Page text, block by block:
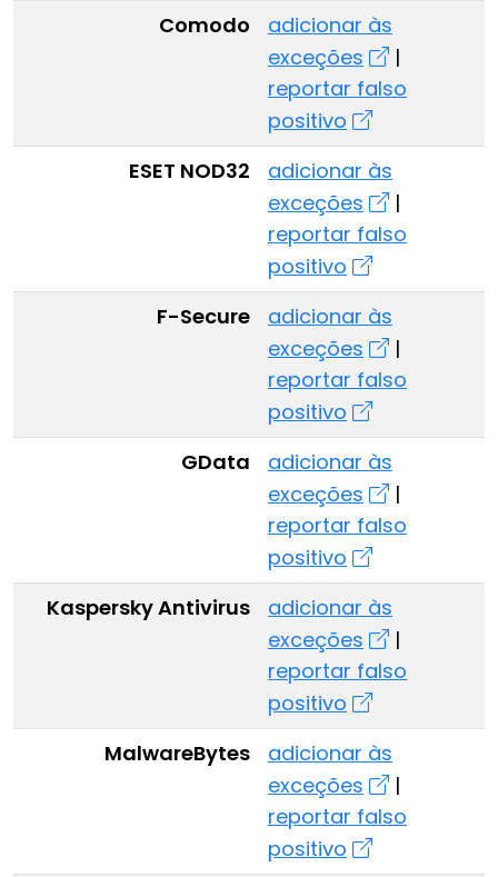
Comodo
adicionar às
exceções
|
reportar falso
positivo
ESET NOD32
adicionar às
exceções
|
reportar falso
positivo
F-Secure
adicionar às
exceções
|
reportar falso
positivo
GData
adicionar às
exceções
|
reportar falso
positivo
Kaspersky Antivirus
adicionar às
exceções
|
reportar falso
positivo
MalwareBytes
adicionar às
exceções
|
reportar falso
positivo